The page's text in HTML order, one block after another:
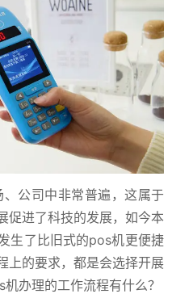
公司中非常普遍，这属于
促进了科技的发展，如今本
生了比旧式的pos机更便捷
上的要求，都是会选择开展
办理的工作流程有什么？